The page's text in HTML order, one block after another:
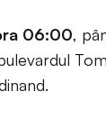
06:00,